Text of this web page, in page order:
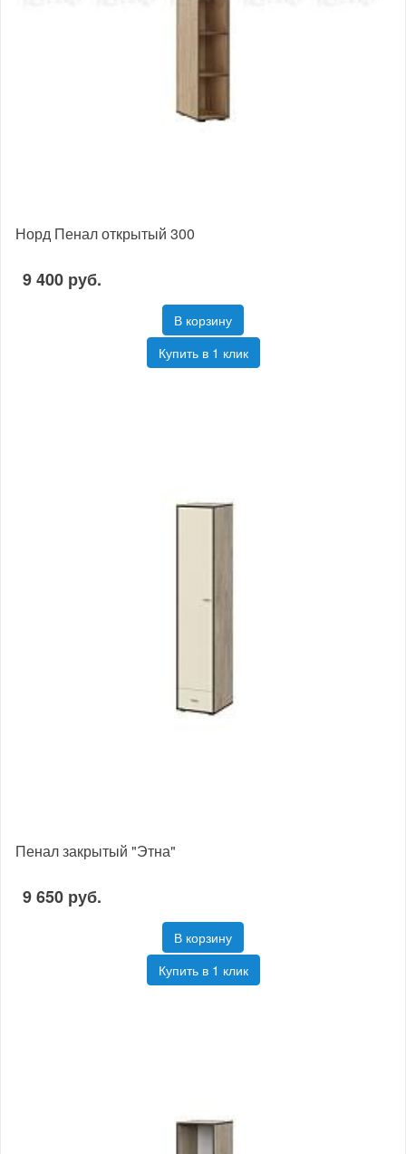
Норд Пенал открытый 300
9 400 руб.
В корзину
Купить в 1 клик
Пенал закрытый "Этна"
9 650 руб.
В корзину
Купить в 1 клик